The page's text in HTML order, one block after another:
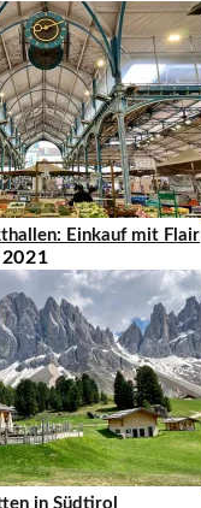
Einkauf mit Flair
in Südtirol